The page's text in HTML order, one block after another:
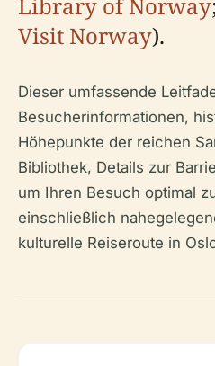
Visit Norway).
Dieser umfassende
Besucherinformationen,
Höhepunkte der reichen
Bibliothek, Details zur
um Ihren Besuch optimal
einschließlich
kulturelle Reiseroute in